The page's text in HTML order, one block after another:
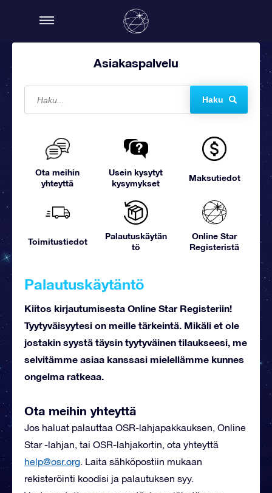
Asiakaspalvelu
Haku
Ota meihin
yhteyttä
Usein kysytyt
kysymykset
Maksutiedot
Toimitustiedot
Palautuskäytän
tö
Online Star
Registeristä
Palautuskäytäntö
Kiitos kirjautumisesta Online Star Registeriin!
Tyytyväisyytesi on meille tärkeintä. Mikäli et ole
jostakin syystä täysin tyytyväinen tilaukseesi, me
selvitämme asiaa kanssasi mielellämme kunnes
ongelma ratkeaa.
Ota meihin yhteyttä
Jos haluat palauttaa OSR-lahjapakkauksen, Online
Star -lahjan, tai OSR-lahjakortin, ota yhteyttä
help@osr.org. Laita sähköpostiin mukaan
rekisteröinti koodisi ja palautuksen syy.